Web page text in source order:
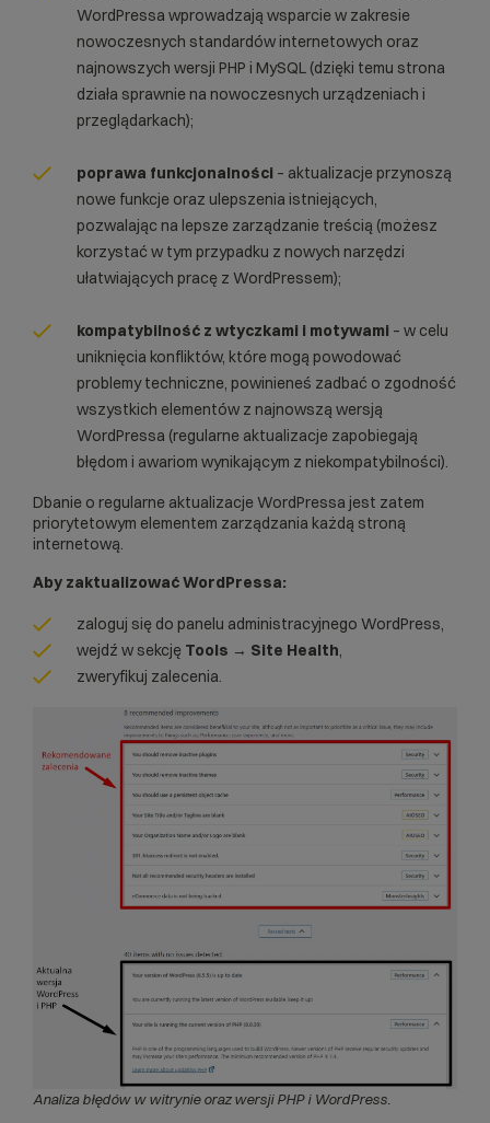
WordPressa wprowadzają wsparcie w zakresie
nowoczesnych standardów internetowych oraz
najnowszych wersji PHP i MySQL (dzięki temu strona
działa sprawnie na nowoczesnych urządzeniach i
przeglądarkach);
poprawa funkcjonalności – aktualizacje przynoszą
nowe funkcje oraz ulepszenia istniejących,
pozwalając na lepsze zarządzanie treścią (możesz
korzystać w tym przypadku z nowych narzędzi
ułatwiających pracę z WordPressem);
kompatybilność z wtyczkami i motywami – w celu
uniknięcia konfliktów, które mogą powodować
problemy techniczne, powinieneś zadbać o zgodność
wszystkich elementów z najnowszą wersją
WordPressa (regularne aktualizacje zapobiegają
błędom i awariom wynikającym z niekompatybilności).
Dbanie o regularne aktualizacje WordPressa jest zatem
priorytetowym elementem zarządzania każdą stroną
internetową.
Aby zaktualizować WordPressa:
zaloguj się do panelu administracyjnego WordPress,
wejdź w sekcję Tools → Site Health,
zweryfikuj zalecenia.
Analiza błędów w witrynie oraz wersji PHP i WordPress.